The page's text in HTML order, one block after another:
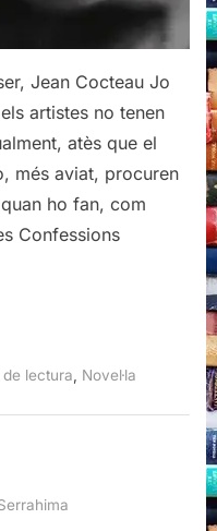
Jean Cocteau Jo
artistes no tenen
atès que el
més aviat, procuren
ho fan, com
Confessions
de lectura Novel·la